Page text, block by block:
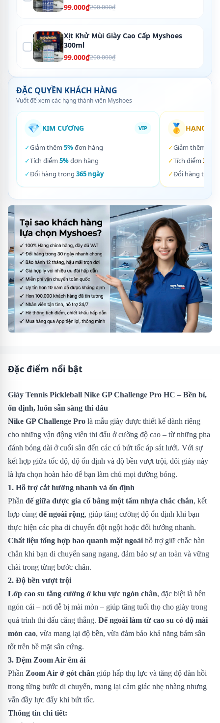
99.000₫200.000₫
Xịt Khử Mùi Giày Cao Cấp Myshoes
300ml
99.000₫200.000₫
ĐẶC QUYỀN KHÁCH HÀNG
Vuốt để xem các hạng thành viên Myshoes
💎 KIM CƯƠNG VIP
✓Giảm thêm 5%đơn hàng
✓Tích điểm 5%đơn hàng
✓Đổi hàng trong 365 ngày
🥇 HẠNG
✓Giảm thêm
✓Tích điểm 3%
✓Đổi hàng trong
Đặc điểm nổi bật
Giày Tennis Pickleball Nike GP Challenge Pro HC – Bền bỉ,
ổn định, luôn sẵn sàng thi đấu
Nike GP Challenge Pro là mẫu giày được thiết kế dành riêng
cho những vận động viên thi đấu ở cường độ cao – từ những pha
đánh bóng dài ở cuối sân đến các cú bứt tốc áp sát lưới. Với sự
kết hợp giữa tốc độ, độ ổn định và độ bền vượt trội, đôi giày này
là lựa chọn hoàn hảo để bạn làm chủ mọi đường bóng.
1. Hỗ trợ cắt hướng nhanh và ổn định
Phần đế giữa được gia cố bằng một tấm nhựa chắc chắn, kết
hợp cùng đế ngoài rộng, giúp tăng cường độ ổn định khi bạn
thực hiện các pha di chuyển đột ngột hoặc đổi hướng nhanh.
Chất liệu tổng hợp bao quanh mặt ngoài hỗ trợ giữ chắc bàn
chân khi bạn di chuyển sang ngang, đảm bảo sự an toàn và vững
chãi trong từng bước chân.
2. Độ bền vượt trội
Lớp cao su tăng cường ở khu vực ngón chân, đặc biệt là bên
ngón cái – nơi dễ bị mài mòn – giúp tăng tuổi thọ cho giày trong
quá trình thi đấu căng thẳng. Đế ngoài làm từ cao su có độ mài
mòn cao, vừa mang lại độ bền, vừa đảm bảo khả năng bám sân
tốt trên bề mặt sân cứng.
3. Đệm Zoom Air êm ái
Phần Zoom Air ở gót chân giúp hấp thụ lực và tăng độ đàn hồi
trong từng bước di chuyển, mang lại cảm giác nhẹ nhàng nhưng
vẫn đầy lực đẩy khi bứt tốc.
Thông tin chi tiết: